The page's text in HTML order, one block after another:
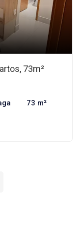
73m²
73 m²